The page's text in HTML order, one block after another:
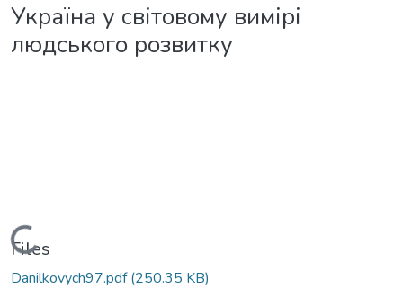
Україна у світовому вимірі
людського розвитку
Loading...
Files
Danilkovych97.pdf(250.35 KB)